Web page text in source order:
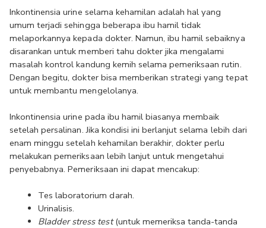
Inkontinensia urine selama kehamilan adalah hal yang
umum terjadi sehingga beberapa ibu hamil tidak
melaporkannya kepada dokter. Namun, ibu hamil sebaiknya
disarankan untuk memberi tahu dokter jika mengalami
masalah kontrol kandung kemih selama pemeriksaan rutin.
Dengan begitu, dokter bisa memberikan strategi yang tepat
untuk membantu mengelolanya.
Inkontinensia urine pada ibu hamil biasanya membaik
setelah persalinan. Jika kondisi ini berlanjut selama lebih dari
enam minggu setelah kehamilan berakhir, dokter perlu
melakukan pemeriksaan lebih lanjut untuk mengetahui
penyebabnya. Pemeriksaan ini dapat mencakup:
Tes laboratorium darah.
Urinalisis.
Bladder stress test (untuk memeriksa tanda-tanda